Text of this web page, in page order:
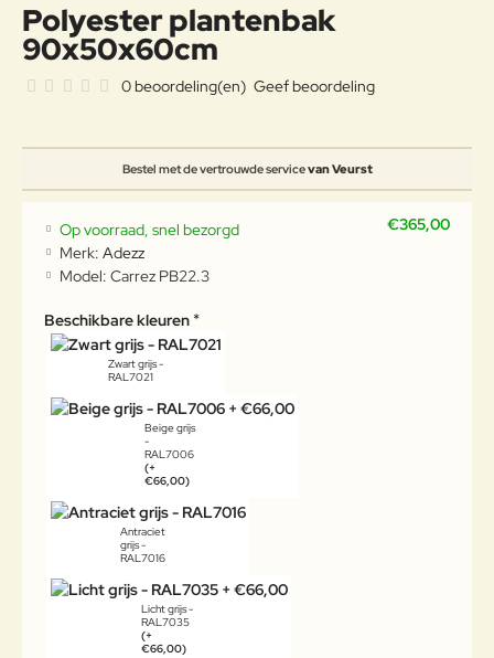
Polyester plantenbak
90x50x60cm
Bestel met de vertrouwde servicevan Veurst
0 beoordeling(en) Geef beoordeling
€365,00
Op voorraad, snel bezorgd
Merk: Adezz
Model: Carrez PB22.3
Beschikbare kleuren
Zwart grijs -
RAL7021
Beige grijs
-
RAL7006
(+
€66,00)
Antraciet
grijs -
RAL7016
Licht grijs -
RAL7035
(+
€66,00)